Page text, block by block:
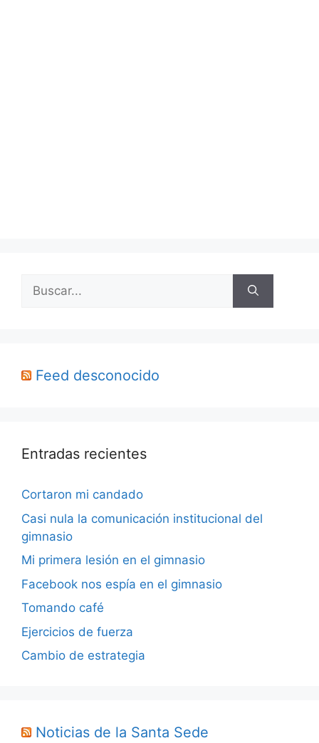
Buscar:
Feed desconocido
Entradas recientes
Cortaron mi candado
Casi nula la comunicación institucional del
gimnasio
Mi primera lesión en el gimnasio
Facebook nos espía en el gimnasio
Tomando café
Ejercicios de fuerza
Cambio de estrategia
Noticias de la Santa Sede